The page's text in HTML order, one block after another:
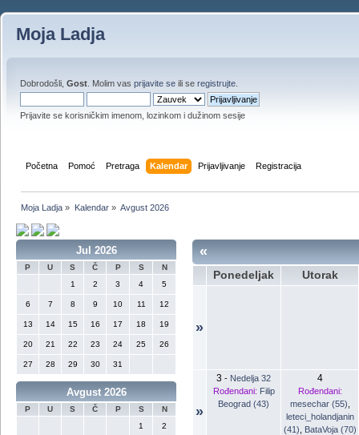
Moja Ladja
Dobrodošli, Gost . Molim vas prijavite se ili se registrujte
Prijavite se korisničkim imenom, lozinkom i dužinom sesije
Početna Pomoć Pretraga Kalendar Prijavljivanje Registracija
Moja Ladja » Kalendar» Avgust 2026
Jul 2026
P U S Č P S
N
1
2 3 4 5
6 7 8 9 10 11 12
13 14 15 16 17 18 19
20 21 22 23 24 25 26
27 28 29 30 31
Avgust 2026
P U S Č P S
N
1
2
«
Ponedeljak Utorak
»
»
3 - Nedelja 32
Rođendani: Filip
Beograd (43)
4
Rođendani:
mesechar (55)
leteci_holandjanin
(41)
BataVoja (70)